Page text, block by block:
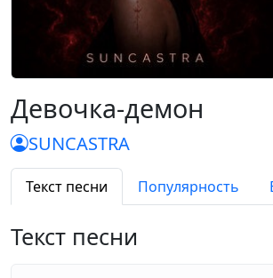
Девочка-демон
SUNCASTRA
Текст песни Популярность
Текст песни